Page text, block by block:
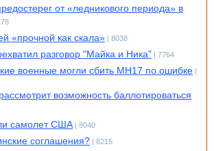
от «ледникового периода» в
«прочной как скала» | 8038
разговор "Майка и Ника" | 7764
военные могли сбить MH17 по ошибке |
возможность баллотироваться
самолет США | 8040
соглашения? | 8215